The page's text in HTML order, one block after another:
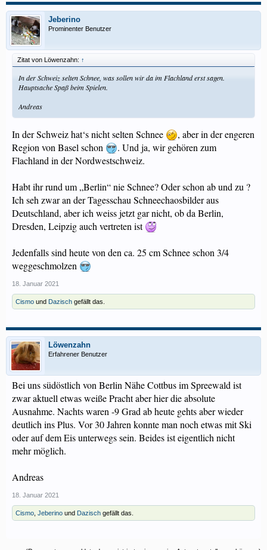
Jeberino
Prominenter Benutzer
Zitat von Löwenzahn: ↑
In der Schweiz selten Schnee, was sollen wir da im Flachland erst sagen.
Hauptsache Spaß beim Spielen.
Andreas
In der Schweiz hat‘s nicht selten Schnee
, aber in der engeren
Region von Basel schon
. Und ja, wir gehören zum
Flachland in der Nordwestschweiz.
Habt ihr rund um „Berlin“ nie Schnee? Oder schon ab und zu ?
Ich seh zwar an der Tagesschau Schneechaosbilder aus
Deutschland, aber ich weiss jetzt gar nicht, ob da Berlin,
Dresden, Leipzig auch vertreten ist
Jedenfalls sind heute von den ca. 25 cm Schnee schon 3/4
weggeschmolzen
18. Januar 2021
Cismo und Dazisch gefällt das.
Löwenzahn
Erfahrener Benutzer
Bei uns südöstlich von Berlin Nähe Cottbus im Spreewald ist
zwar aktuell etwas weiße Pracht aber hier die absolute
Ausnahme. Nachts waren -9 Grad ab heute gehts aber wieder
deutlich ins Plus. Vor 30 Jahren konnte man noch etwas mit Ski
oder auf dem Eis unterwegs sein. Beides ist eigentlich nicht
mehr möglich.
Andreas
18. Januar 2021
Cismo Jeberino und Dazisch gefällt das.